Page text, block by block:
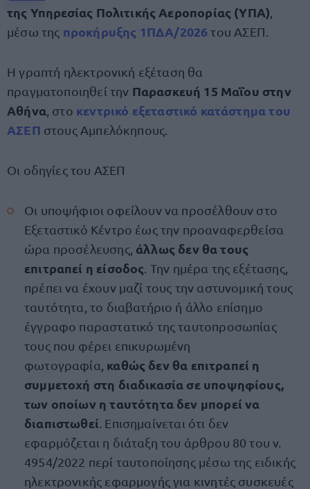
της Υπηρεσίας Πολιτικής Αεροπορίας (ΥΠΑ)
μέσω της προκήρυξης 1ΠΔΑ/2026 του ΑΣΕΠ.
Η γραπτή ηλεκτρονική εξέταση θα
πραγματοποιηθεί την Παρασκευή 15 Μαΐου στην
Αθήνα , στο κεντρικό εξεταστικό κατάστημα του
ΑΣΕΠ στους Αμπελόκηπους.
Οι οδηγίες του ΑΣΕΠ
Οι υποψήφιοι οφείλουν να προσέλθουν στο
Εξεταστικό Κέντρο έως την προαναφερθείσα
ώρα προσέλευσης, άλλως δεν θα τους
επιτραπεί η είσοδος . Την ημέρα της εξέτασης,
πρέπει να έχουν μαζί τους την αστυνομική τους
ταυτότητα, το διαβατήριο ή άλλο επίσημο
έγγραφο παραστατικό της ταυτοπροσωπίας
τους που φέρει επικυρωμένη
φωτογραφία, καθώς δεν θα επιτραπεί η
συμμετοχή στη διαδικασία σε υποψηφίους,
των οποίων η ταυτότητα δεν μπορεί να
διαπιστωθεί . Επισημαίνεται ότι δεν
εφαρμόζεται η διάταξη του άρθρου 80 του ν.
4954/2022 περί ταυτοποίησης μέσω της ειδικής
ηλεκτρονικής εφαρμογής για κινητές συσκευές